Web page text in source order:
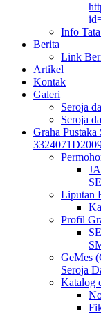
Info
Berita
Link
Artikel
Kontak
Galeri
Seroja
Seroja
Graha
Liputan
Profil
GeMes
Seroja
Katalog